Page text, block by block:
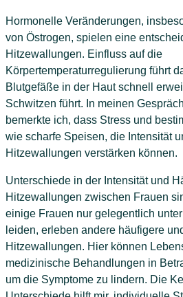
Hormonelle Veränderungen,
von Östrogen, spielen eine
Hitzewallungen. Einfluss auf die
Körpertemperaturregulierung führt
Blutgefäße in der Haut schnell
Schwitzen führt. In meinen
bemerkte ich, dass Stress und
wie scharfe Speisen, die Intensität
Hitzewallungen verstärken können.
Unterschiede in der Intensität und
Hitzewallungen zwischen Frauen
einige Frauen nur gelegentlich
leiden, erleben andere häufigere
Hitzewallungen. Hier können
medizinische Behandlungen in
um die Symptome zu lindern. Die